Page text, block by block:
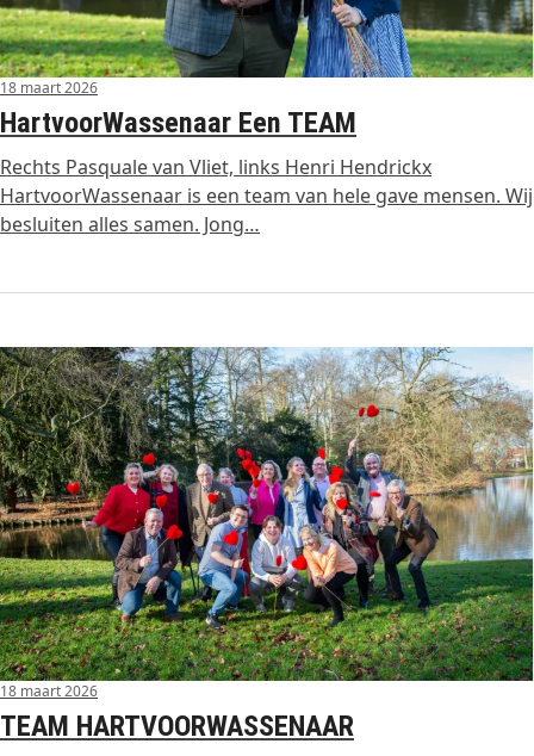
18 maart 2026
HartvoorWassenaar Een TEAM
Rechts Pasquale van Vliet, links Henri Hendrickx
HartvoorWassenaar is een team van hele gave mensen. Wij
besluiten alles samen. Jong…
18 maart 2026
TEAM HARTVOORWASSENAAR